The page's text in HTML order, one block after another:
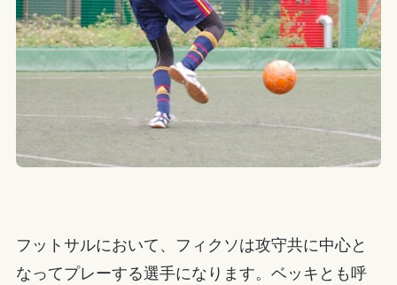
フットサルにおいて、フィクソは攻守共に中心と
なってプレーする選手になります。ベッキとも呼